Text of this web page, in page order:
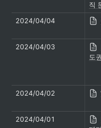
직
2024/04/04
2024/04/03
도
2024/04/02
2024/04/01